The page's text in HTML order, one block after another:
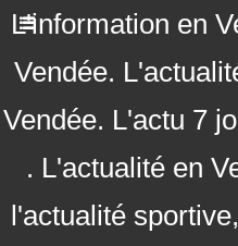
L'information en
Vendée.
Vendée. L'actu 7
. L'actualité en
l'actualité